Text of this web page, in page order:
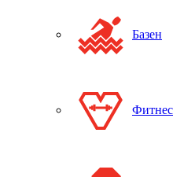
Базен
Фитнес